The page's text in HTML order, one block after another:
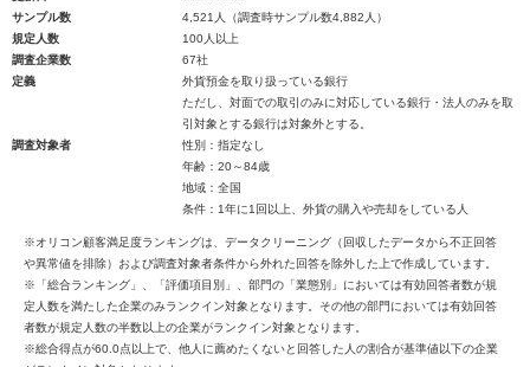
サンプル数
4,521人（調査時サンプル数4,882人）
規定人数
100人以上
調査企業数
67社
定義
外貨預金を取り扱っている銀行
ただし、対面での取引のみに対応している銀行・法人のみを取
引対象とする銀行は対象外とする。
調査対象者
性別：指定なし
年齢：20～84歳
地域：全国
条件：1年に1回以上、外貨の購入や売却をしている人
※オリコン顧客満足度ランキングは、データクリーニング（回収したデータから不正回答
や異常値を排除）および調査対象者条件から外れた回答を除外した上で作成しています。
※「総合ランキング」、「評価項目別」、部門の「業態別」においては有効回答者数が規
定人数を満たした企業のみランクイン対象となります。その他の部門においては有効回答
者数が規定人数の半数以上の企業がランクイン対象となります。
※総合得点が60.0点以上で、他人に薦めたくないと回答した人の割合が基準値以下の企業